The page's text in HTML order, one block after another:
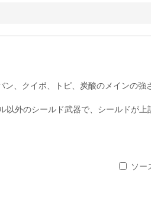
、クイボ、トピ、炭酸のメインの強
外のシールド武器で、シールドが上
ソー